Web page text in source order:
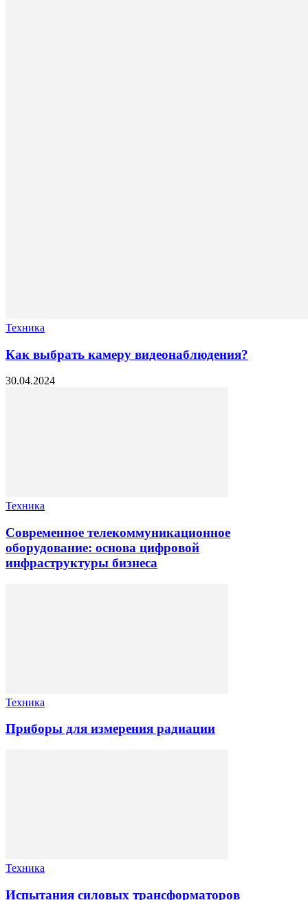
Техника
Как выбрать камеру видеонаблюдения?
30.04.2024
Техника
Современное телекоммуникационное
оборудование: основа цифровой
инфраструктуры бизнеса
Техника
Приборы для измерения радиации
Техника
Испытания силовых трансформаторов